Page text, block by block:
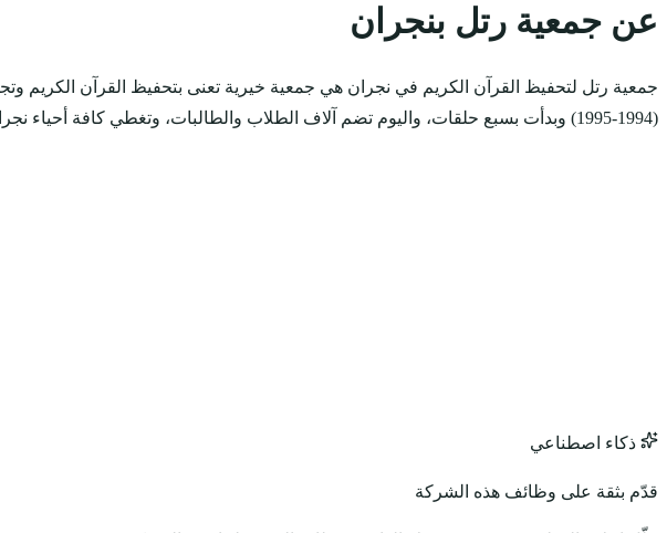
عن جمعية رتل بنجران
(1994-1995) وبدأت بسبع حلقات، واليوم تضم آلاف الطلاب والطالبات، وتغطي كافة أحياء نجران.
ذكاء اصطناعي
قدّم بثقة على وظائف هذه الشركة